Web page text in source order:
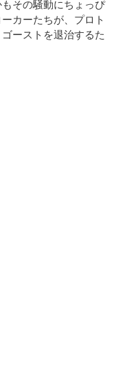
その騒動にちょっぴ
カーたちが、プロト
ーストを退治するた